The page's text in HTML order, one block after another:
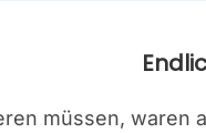
müs­sen,